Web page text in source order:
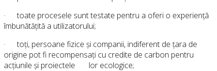
· toate procesele sunt testate pentru a oferi o experiență
îmbunătățită a utilizatorului;
· toți, persoane fizice și companii, indiferent de țara de
origine pot fi recompensați cu credite de carbon pentru
acțiunile și proiectele lor ecologice;